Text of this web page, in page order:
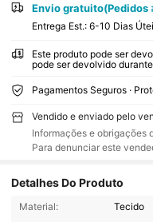
Envio gratuito(Pedidos
Entrega Est.: 6-10 Dias
Este produto pode ser
pode ser devolvido
Pagamentos Seguros ·
Vendido e enviado pelo
Informações e obrigações
Para denunciar este
Detalhes Do Produto
Material:
Tecido